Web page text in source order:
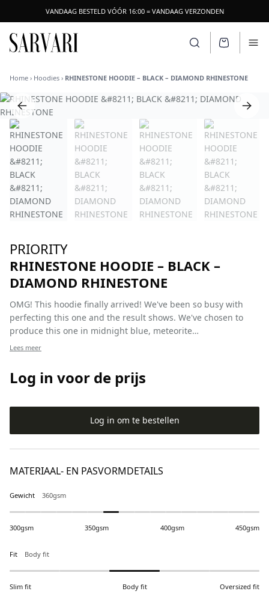
VANDAAG BESTELD VÓÓR 16:00 = VANDAAG VERZONDEN
SARVARI LOGO Zoeken openen
Home › Hoodies › RHINESTONE HOODIE – BLACK – DIAMOND RHINESTONE
PRIORITY
RHINESTONE HOODIE – BLACK –
DIAMOND RHINESTONE
OMG! This hoodie finally arrived! We've been so busy with
perfecting this one and the result shows. We've chosen to
produce this one in midnight blue, meteorite…
Lees meer
Log in voor de prijs
Log in om te bestellen
MATERIAAL- EN PASVORMDETAILS
Gewicht 360gsm
300gsm 350gsm 400gsm 450gsm
Fit Body fit
Slim fit Body fit Oversized fit